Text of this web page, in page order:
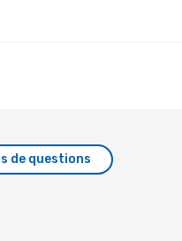
de questions